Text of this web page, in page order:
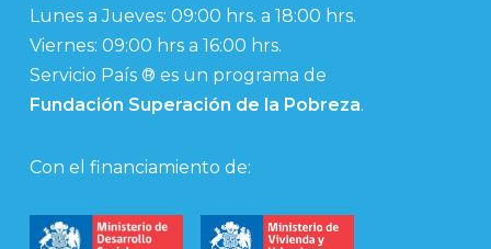
Lunes a Jueves: 09:00 hrs. a 18:00 hrs.
Viernes: 09:00 hrs a 16:00 hrs.
Servicio País ® es un programa de
Fundación Superación de la Pobreza.
Con el financiamiento de: